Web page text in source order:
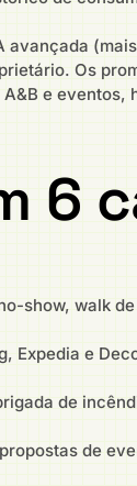
Os
e eventos,
6
show, walk
Expedia e
de
de